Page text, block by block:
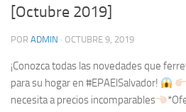
[Octubre 2019]
POR ADMIN · OCTUBRE 9, 2019
¡Conozca todas las novedades que
para su hogar en #EPAElSalvador!
necesita a precios incomparables